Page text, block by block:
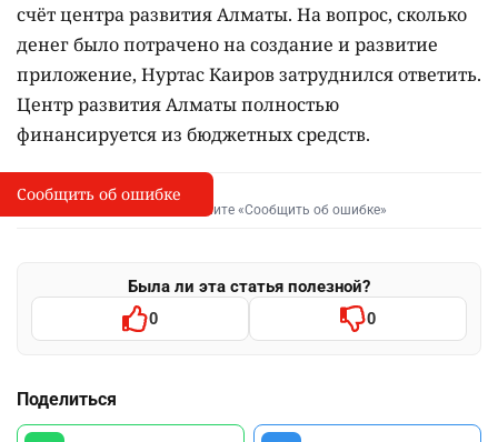
счёт центра развития Алматы. На вопрос, сколько
денег было потрачено на создание и развитие
приложение, Нуртас Каиров затруднился ответить.
Центр развития Алматы полностью
финансируется из бюджетных средств.
I
Сообщить об опечатке
Выделите фрагмент и нажмите «Сообщить об ошибке»
Была ли эта статья полезной?
0 0
Поделиться
Сообщить об ошибке